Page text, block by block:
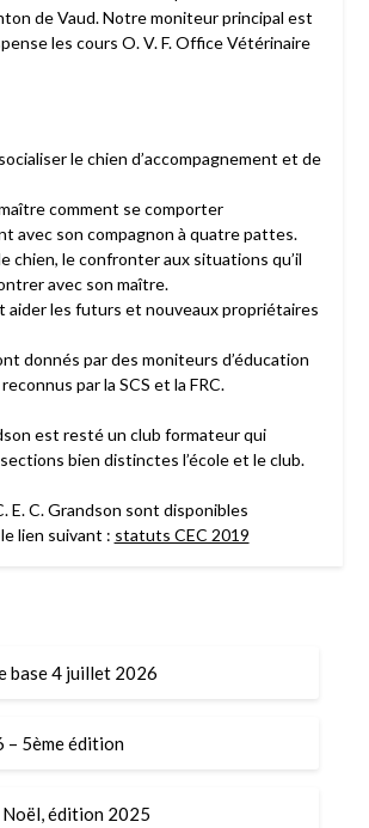
de Vaud. Notre moniteur principal est
les cours O. V. F. Office Vétérinaire
le chien d’accompagnement et de
comment se comporter
avec son compagnon à quatre pattes.
chien, le confronter aux situations qu’il
avec son maître.
aider les futurs et nouveaux propriétaires
donnés par des moniteurs d’éducation
par la SCS et la FRC.
est resté un club formateur qui
bien distinctes l’école et le club.
E. C. Grandson sont disponibles
lien suivant : statuts CEC 2019
base 4 juillet 2026
– 5ème édition
édition 2025